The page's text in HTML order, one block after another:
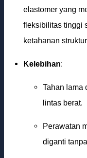
elastomer yang
fleksibilitas tinggi
ketahanan
Kelebihan:
Tahan lama
lintas berat.
Perawatan
diganti